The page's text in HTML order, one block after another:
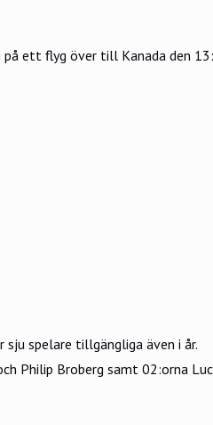
ett flyg över till Kanada den
spelare tillgängliga även i år.
Philip Broberg samt 02:orna